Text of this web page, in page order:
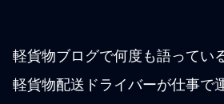
軽貨物ブログで何度も語ってい
軽貨物配送ドライバーが仕事で